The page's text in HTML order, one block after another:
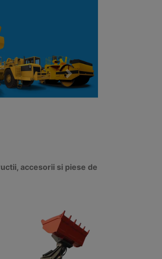
Next
accesorii si piese de